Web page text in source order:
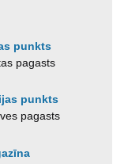
punkts
pagasts
punkts
pagasts